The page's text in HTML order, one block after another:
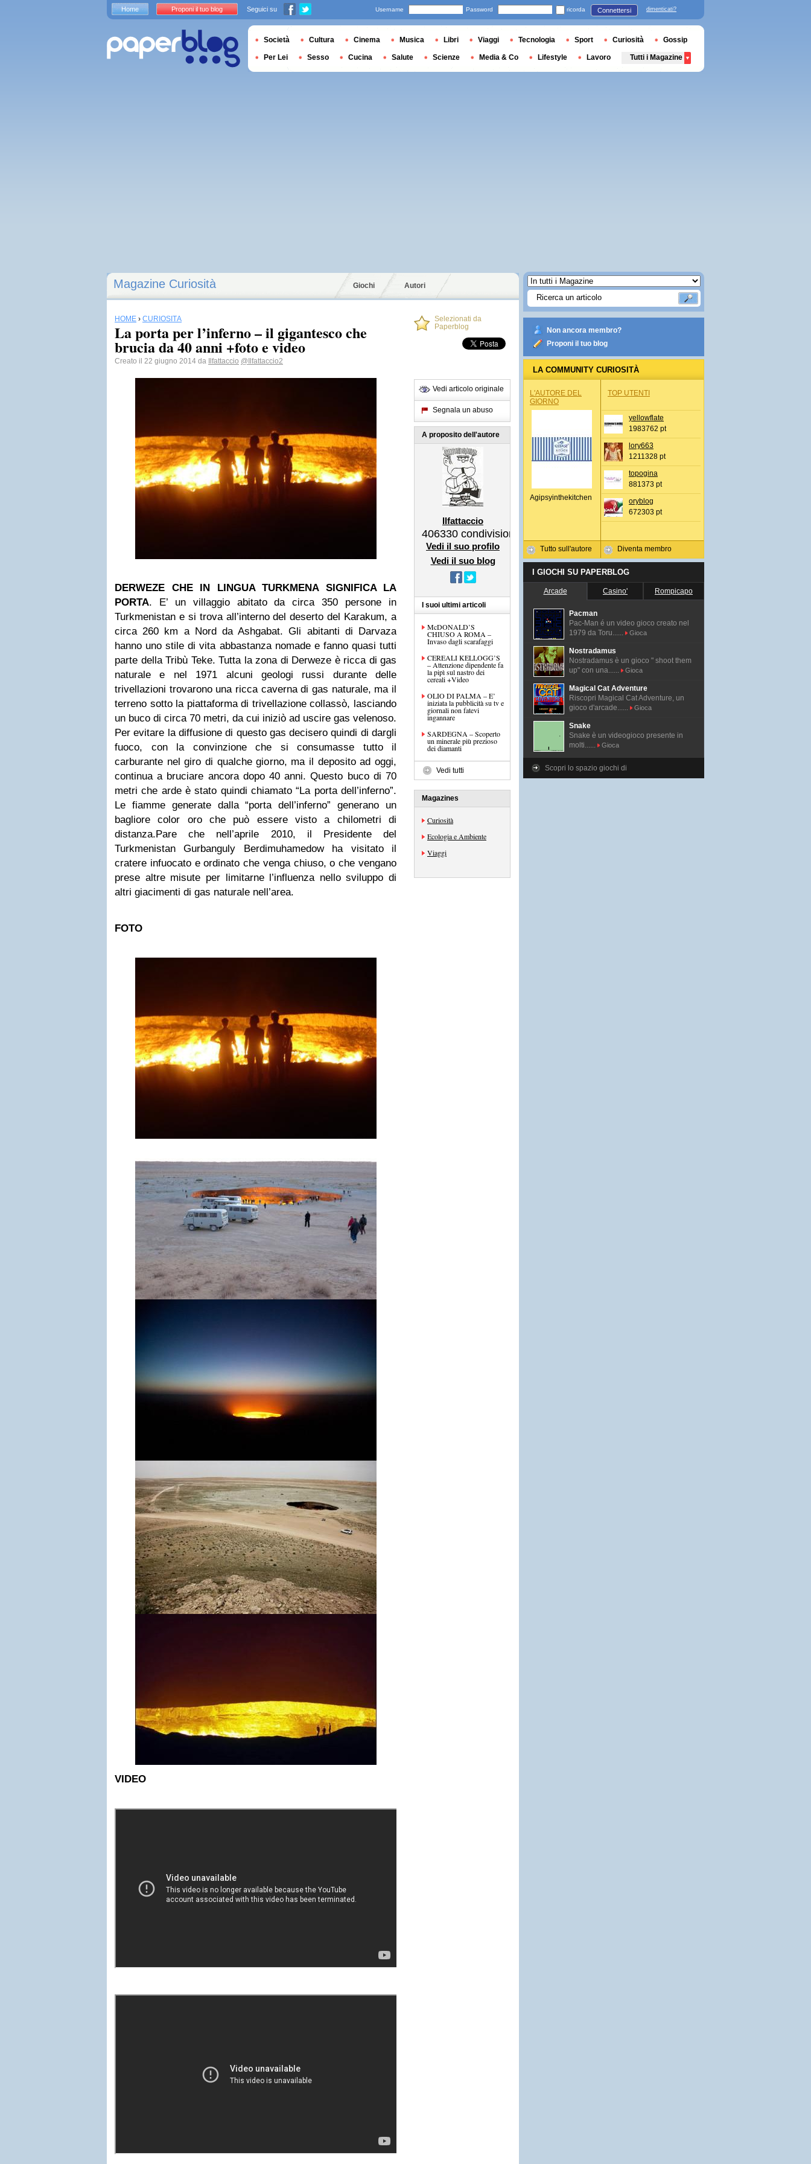
Magazine Curiosità Giochi Autori
HOME › CURIOSITÀ
La porta per l’inferno – il gigantesco che
brucia da 40 anni +foto e video
Creato il 22 giugno 2014 da Ilfattaccio @Ilfattaccio2
DERWEZE CHE IN LINGUA TURKMENA SIGNIFICA LA
PORTA. E’ un villaggio abitato da circa 350 persone in
Turkmenistan e si trova all’interno del deserto del Karakum, a
circa 260 km a Nord da Ashgabat. Gli abitanti di Darvaza
hanno uno stile di vita abbastanza nomade e fanno quasi tutti
parte della Tribù Teke. Tutta la zona di Derweze è ricca di gas
naturale e nel 1971 alcuni geologi russi durante delle
trivellazioni trovarono una ricca caverna di gas naturale, ma il
terreno sotto la piattaforma di trivellazione collassò, lasciando
un buco di circa 70 metri, da cui iniziò ad uscire gas velenoso.
Per evitare la diffusione di questo gas decisero quindi di dargli
fuoco, con la convinzione che si consumasse tutto il
carburante nel giro di qualche giorno, ma il deposito ad oggi,
continua a bruciare ancora dopo 40 anni. Questo buco di 70
metri che arde è stato quindi chiamato “La porta dell’inferno”.
Le fiamme generate dalla “porta dell’inferno” generano un
bagliore color oro che può essere visto a chilometri di
distanza.Pare che nell’aprile 2010, il Presidente del
Turkmenistan Gurbanguly Berdimuhamedow ha visitato il
cratere infuocato e ordinato che venga chiuso, o che vengano
prese altre misute per limitarne l’influenza nello sviluppo di
altri giacimenti di gas naturale nell’area.
FOTO
VIDEO
Selezionati da
Paperblog
Vedi articolo originale
Segnala un abuso
A proposito dell'autore
Ilfattaccio
406330 condivisioni
Vedi il suo profilo
Vedi il suo blog
I suoi ultimi articoli
McDONALD’S
CHIUSO A ROMA –
Invaso dagli scarafaggi
CEREALI KELLOGG’S
– Attenzione dipendente fa
la pipì sul nastro dei
cereali +Video
OLIO DI PALMA – E’
iniziata la pubblicità su tv e
giornali non fatevi
ingannare
SARDEGNA – Scoperto
un minerale più prezioso
dei diamanti
Vedi tutti
Magazines
Curiosità
Ecologia e Ambiente
Viaggi
Non ancora membro?
Proponi il tuo blog
LA COMMUNITY CURIOSITÀ
L'AUTORE DEL
GIORNO
Agipsyinthekitchen
Tutto sull'autore
TOP UTENTI
yellowflate
1983762 pt
lory663
1211328 pt
topogina
881373 pt
oryblog
672303 pt
Diventa membro
I GIOCHI SU PAPERBLOG
Arcade Casino' Rompicapo
Pacman
Pac-Man é un video gioco creato nel
1979 da Toru......
Gioca
Nostradamus
Nostradamus è un gioco " shoot them
up" con una......
Gioca
Magical Cat Adventure
Riscopri Magical Cat Adventure, un
gioco d'arcade......
Gioca
Snake
Snake è un videogioco presente in
molti......
Gioca
Scopri lo spazio giochi di
Home Proponi il tuo blog Seguici su Username Password ricorda Connettersi dimenticati?
Società Cultura Cinema Musica Libri Viaggi Tecnologia Sport Curiosità Gossip
Per Lei Sesso Cucina Salute Scienze Media & Co Lifestyle Lavoro Tutti i Magazine